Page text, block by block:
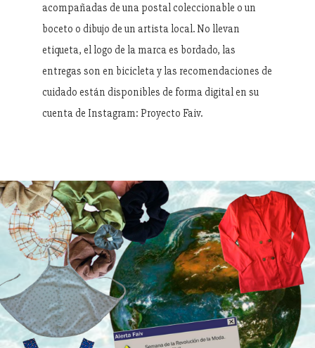
acompañadas de una postal coleccionable o un
boceto o dibujo de un artista local. No llevan
etiqueta, el logo de la marca es bordado, las
entregas son en bicicleta y las recomendaciones de
cuidado están disponibles de forma digital en su
cuenta de Instagram: Proyecto Faiv.